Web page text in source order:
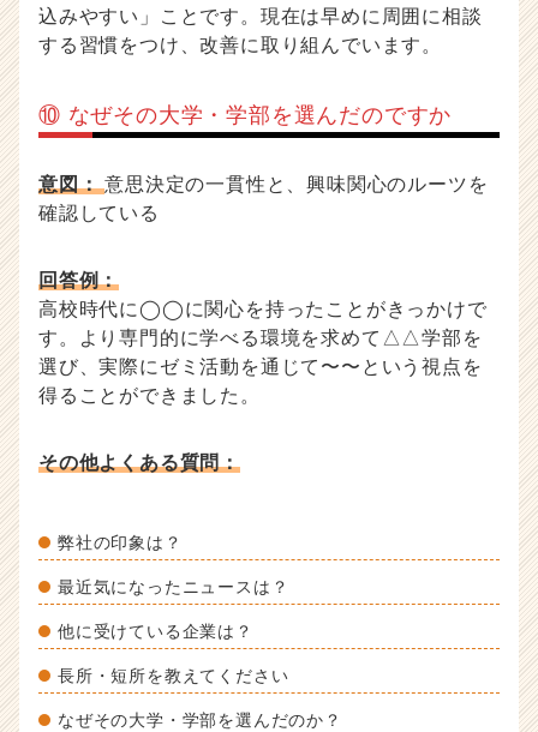
込みやすい」ことです。現在は早めに周囲に相談
する習慣をつけ、改善に取り組んでいます。
⑩ なぜその大学・学部を選んだのですか
意図：意思決定の一貫性と、興味関心のルーツを
確認している
回答例：
高校時代に◯◯に関心を持ったことがきっかけで
す。より専門的に学べる環境を求めて△△学部を
選び、実際にゼミ活動を通じて〜〜という視点を
得ることができました。
その他よくある質問：
弊社の印象は？
最近気になったニュースは？
他に受けている企業は？
長所・短所を教えてください
なぜその大学・学部を選んだのか？